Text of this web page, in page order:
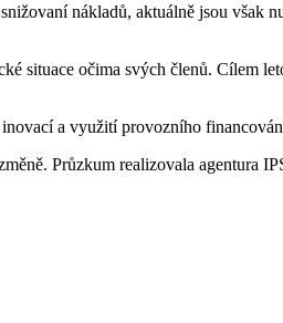
nákladů, aktuálně jsou však
situace očima svých členů. Cílem
a využití provozního
Průzkum realizovala agentura